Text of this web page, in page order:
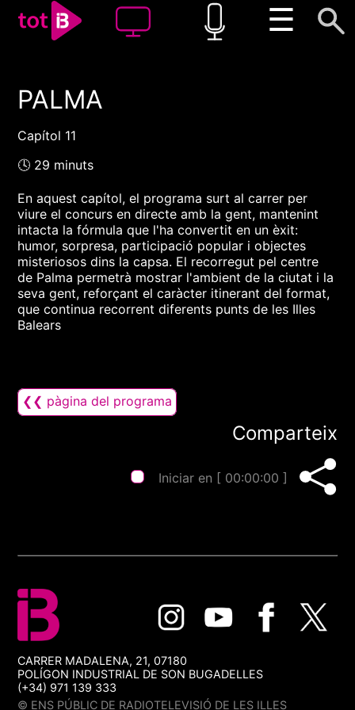
☰
00:00
PALMA
Capítol 11
🕓 29 minuts
En aquest capítol, el programa surt al carrer per
viure el concurs en directe amb la gent, mantenint
intacta la fórmula que l'ha convertit en un èxit:
humor, sorpresa, participació popular i objectes
misteriosos dins la capsa. El recorregut pel centre
de Palma permetrà mostrar l'ambient de la ciutat i la
seva gent, reforçant el caràcter itinerant del format,
que continua recorrent diferents punts de les Illes
Balears
❮❮ pàgina del programa
Comparteix
Iniciar en [ 00:00:00 ]
CARRER MADALENA, 21, 07180
POLÍGON INDUSTRIAL DE SON BUGADELLES
(+34) 971 139 333
© ENS PÚBLIC DE RADIOTELEVISIÓ DE LES ILLES